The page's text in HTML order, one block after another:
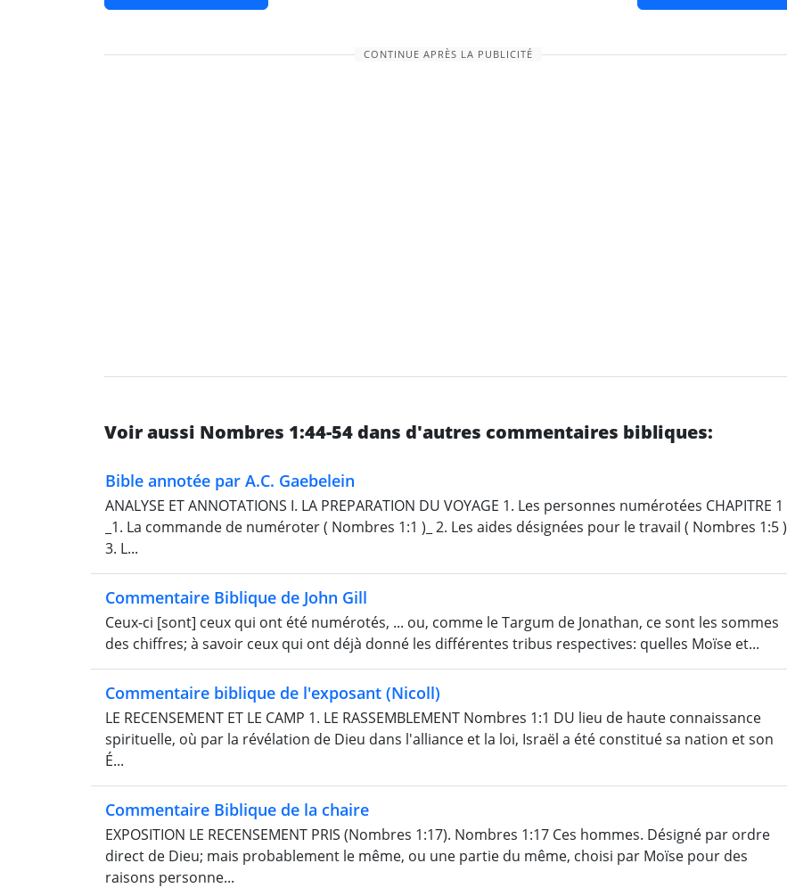
CONTINUE APRÈS LA PUBLICITÉ
Voir aussi Nombres 1:44-54 dans d'autres commentaires bibliques:
Bible annotée par A.C. Gaebelein
ANALYSE ET ANNOTATIONS I. LA PREPARATION DU VOYAGE 1. Les personnes numérotées CHAPITRE 1
_1. La commande de numéroter ( Nombres 1:1 )_ 2. Les aides désignées pour le travail ( Nombres 1:5 )
3. L...
Commentaire Biblique de John Gill
Ceux-ci [sont] ceux qui ont été numérotés, ... ou, comme le Targum de Jonathan, ce sont les sommes
des chiffres; à savoir ceux qui ont déjà donné les différentes tribus respectives: quelles Moïse et...
Commentaire biblique de l'exposant (Nicoll)
LE RECENSEMENT ET LE CAMP 1. LE RASSEMBLEMENT Nombres 1:1 DU lieu de haute connaissance
spirituelle, où par la révélation de Dieu dans l'alliance et la loi, Israël a été constitué sa nation et son
É...
Commentaire Biblique de la chaire
EXPOSITION LE RECENSEMENT PRIS (Nombres 1:17). Nombres 1:17 Ces hommes. Désigné par ordre
direct de Dieu; mais probablement le même, ou une partie du même, choisi par Moïse pour des
raisons personne...